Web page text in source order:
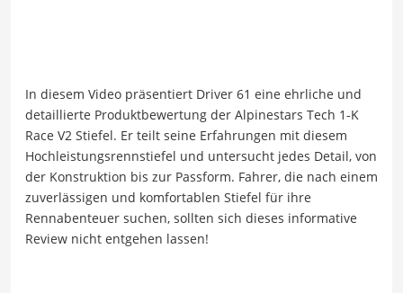
In diesem Video präsentiert Driver 61 eine ehrliche und
detaillierte Produktbewertung der Alpinestars Tech 1-K
Race V2 Stiefel. Er teilt seine Erfahrungen mit diesem
Hochleistungsrennstiefel und untersucht jedes Detail, von
der Konstruktion bis zur Passform. Fahrer, die nach einem
zuverlässigen und komfortablen Stiefel für ihre
Rennabenteuer suchen, sollten sich dieses informative
Review nicht entgehen lassen!